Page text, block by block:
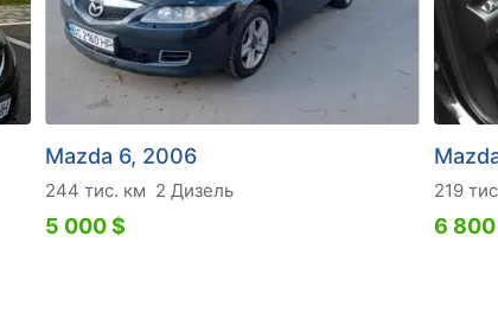
Mazda 6, 2006
244 тис. км 2 Дизель
5 000 $
219
6 800